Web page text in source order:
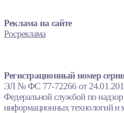
Реклама на сайте
Росреклама
Регистрационный номер
ЭЛ № ФС 77-72266 от
Федеральной службой по
информационных технологий и